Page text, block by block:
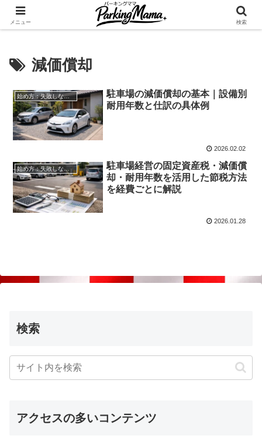
✨空き家・自宅の駐車場を貸してゆとりget🍵
減価償却
始め方：失敗しない自宅駐車場貸し出し
駐車場の減価償却の基本｜設備別
耐用年数と仕訳の具体例
2026.02.02
始め方：失敗しない自宅駐車場貸し出し
駐車場経営の固定資産税・減価償
却・耐用年数を活用した節税方法
を経費ごとに解説
2026.01.28
検索
アクセスの多いコンテンツ
メニュー 検索